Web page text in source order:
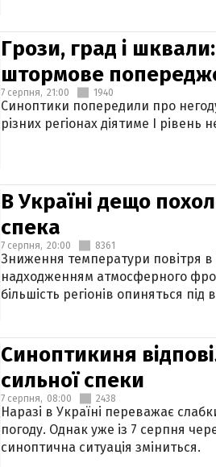
Грози, град і
штормове
7 серпня, 21:00 1940
Синоптики попередили про
різних регіонах діятиме І рівень
В Україні дещо
спека
7 серпня, 20:00 8361
Зниження температури повітря в
надходженням атмосферного
більшість регіонів опиняться
Синоптикиня
сильної спеки
7 серпня, 08:00 2438
Наразі в Україні переважає
погоду. Однак уже із 7 серпня
синоптична ситуація зміниться.